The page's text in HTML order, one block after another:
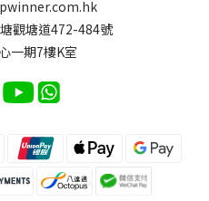
觀塘道472-484號
一期7樓K室